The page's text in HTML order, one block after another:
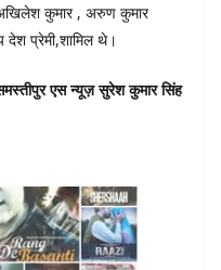
कुमार , अरुण कुमार
देश प्रेमी,शामिल थे।
एस न्यूज़ सुरेश कुमार सिंह